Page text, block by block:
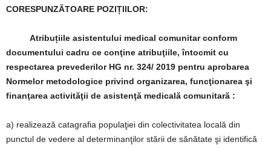
CORESPUNZĂTOARE POZIȚIILOR:
Atribuțiile asistentului medical comunitar conform
documentului cadru ce conţine atribuţiile, întocmit cu
respectarea prevederilor HG nr. 324/ 2019 pentru aprobarea
Normelor metodologice privind organizarea, funcţionarea şi
finanţarea activităţii de asistenţă medicală comunitară :
a) realizează catagrafia populaţiei din colectivitatea locală din
punctul de vedere al determinanţilor stării de sănătate şi identifică